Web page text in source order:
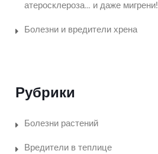
атеросклероза… и даже мигрени!
Болезни и вредители хрена
Рубрики
Болезни растений
Вредители в теплице